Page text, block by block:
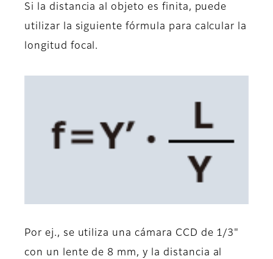
Si la distancia al objeto es finita, puede
utilizar la siguiente fórmula para calcular la
longitud focal.
Por ej., se utiliza una cámara CCD de 1/3"
con un lente de 8 mm, y la distancia al